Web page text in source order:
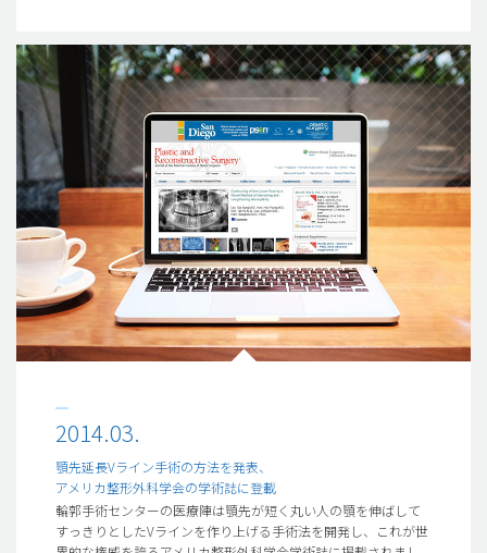
2014.03.
顎先延長Vライン手術の方法を発表、
アメリカ整形外科学会の学術誌に登載
輪郭手術センターの医療陣は顎先が短く丸い人の顎を伸ばして
すっきりとしたVラインを作り上げる手術法を開発し、これが世